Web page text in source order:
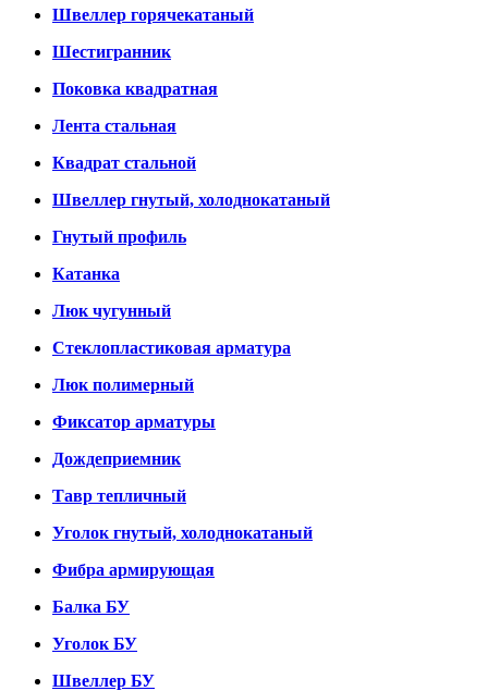
Швеллер горячекатаный
Шестигранник
Поковка квадратная
Лента стальная
Квадрат стальной
Швеллер гнутый, холоднокатаный
Гнутый профиль
Катанка
Люк чугунный
Стеклопластиковая арматура
Люк полимерный
Фиксатор арматуры
Дождеприемник
Тавр тепличный
Уголок гнутый, холоднокатаный
Фибра армирующая
Балка БУ
Уголок БУ
Швеллер БУ